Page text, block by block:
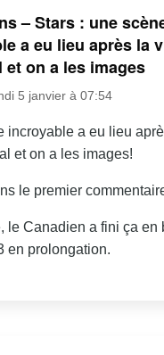
– Stars : une
a eu lieu après la
et on a les images
5 janvier à 07:54
incroyable a eu lieu
et on a les images!
le premier
le Canadien a fini ça en
en prolongation.